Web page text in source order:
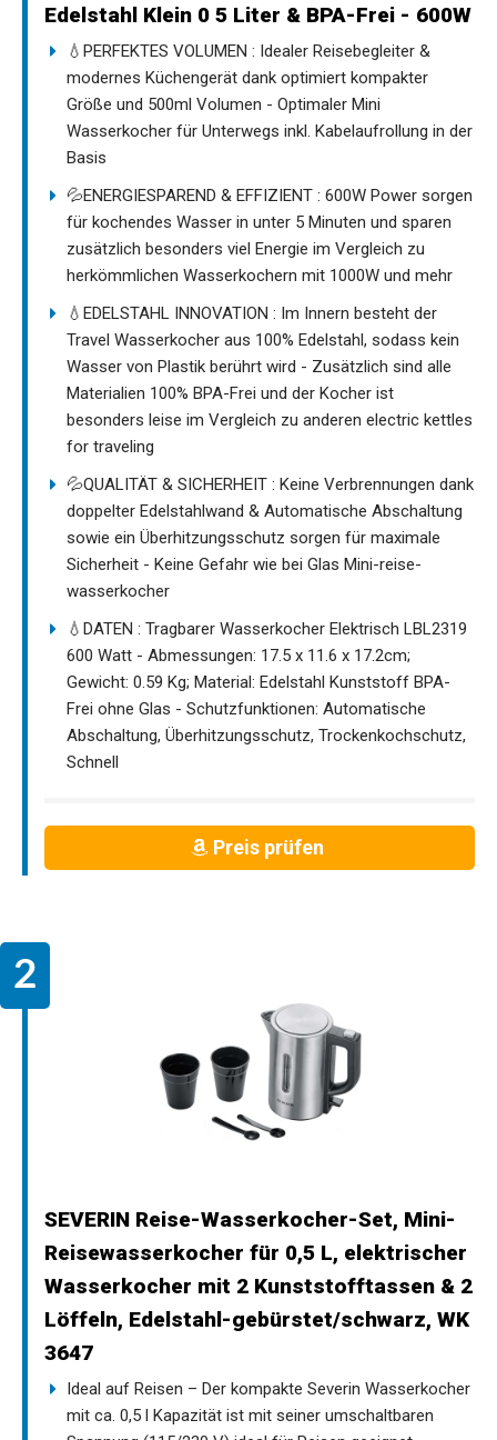
Edelstahl Klein 0 5 Liter & BPA-Frei - 600W
💧PERFEKTES VOLUMEN : Idealer Reisebegleiter &
modernes Küchengerät dank optimiert kompakter
Größe und 500ml Volumen - Optimaler Mini
Wasserkocher für Unterwegs inkl. Kabelaufrollung in der
Basis
💦ENERGIESPAREND & EFFIZIENT : 600W Power sorgen
für kochendes Wasser in unter 5 Minuten und sparen
zusätzlich besonders viel Energie im Vergleich zu
herkömmlichen Wasserkochern mit 1000W und mehr
💧EDELSTAHL INNOVATION : Im Innern besteht der
Travel Wasserkocher aus 100% Edelstahl, sodass kein
Wasser von Plastik berührt wird - Zusätzlich sind alle
Materialien 100% BPA-Frei und der Kocher ist
besonders leise im Vergleich zu anderen electric kettles
for traveling
💦QUALITÄT & SICHERHEIT : Keine Verbrennungen dank
doppelter Edelstahlwand & Automatische Abschaltung
sowie ein Überhitzungsschutz sorgen für maximale
Sicherheit - Keine Gefahr wie bei Glas Mini-reise-
wasserkocher
💧DATEN : Tragbarer Wasserkocher Elektrisch LBL2319
600 Watt - Abmessungen: 17.5 x 11.6 x 17.2cm;
Gewicht: 0.59 Kg; Material: Edelstahl Kunststoff BPA-
Frei ohne Glas - Schutzfunktionen: Automatische
Abschaltung, Überhitzungsschutz, Trockenkochschutz,
Schnell
Preis prüfen
SEVERIN Reise-Wasserkocher-Set, Mini-
Reisewasserkocher für 0,5 L, elektrischer
Wasserkocher mit 2 Kunststofftassen & 2
Löffeln, Edelstahl-gebürstet/schwarz, WK
3647
Ideal auf Reisen – Der kompakte Severin Wasserkocher
mit ca. 0,5 l Kapazität ist mit seiner umschaltbaren